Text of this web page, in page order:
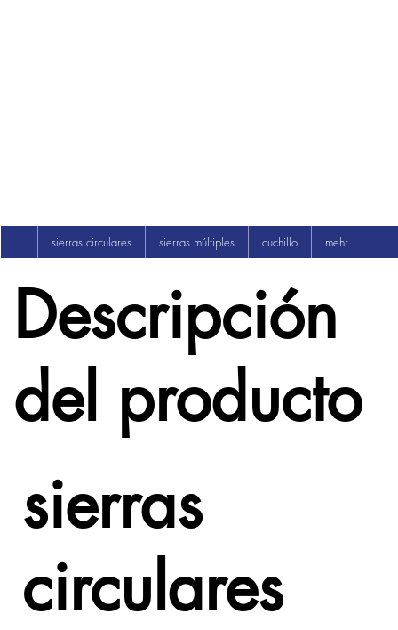
sierras
circulares
Descripción
del producto
sierras circulares sierras múltiples cuchillo mehr